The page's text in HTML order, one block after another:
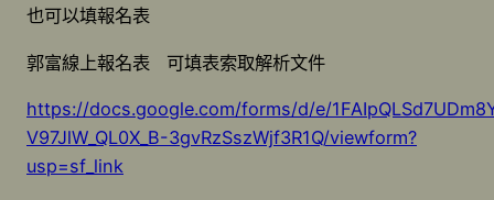
也可以填報名表
郭富線上報名表 可填表索取解析文件
https://docs.google.com/forms/d/e/
V97JlW_QL0X_B-3gvRzSszWjf3R1Q/viewform?
usp=sf_link